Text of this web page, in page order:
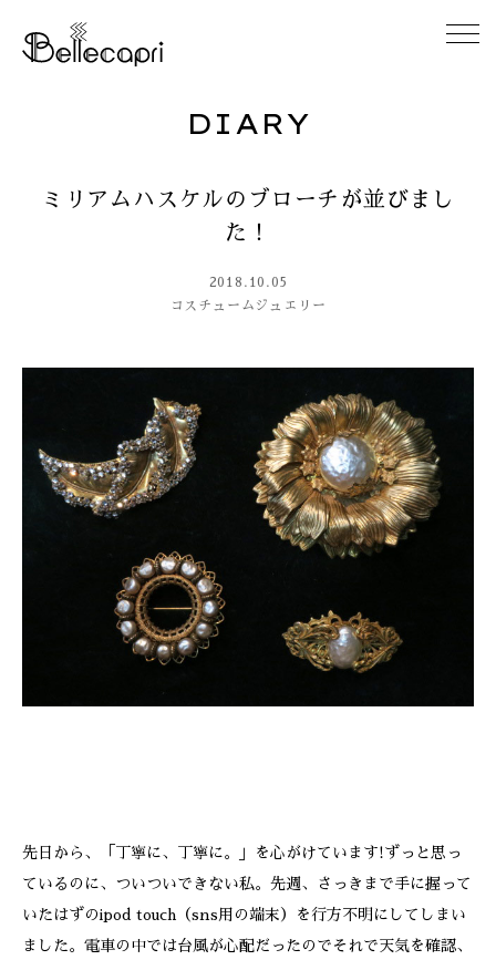
ACCESS
CONTACT
ONLINE SHOP
DIARY
ミリアムハスケルのブローチが並びまし
た！
2018.10.05
コスチュームジュエリー
先日から、「丁寧に、丁寧に。」を心がけています!ずっと思っ
ているのに、ついついできない私。先週、さっきまで手に握って
いたはずのipod touch（sns用の端末）を行方不明にしてしまい
ました。電車の中では台風が心配だったのでそれで天気を確認、